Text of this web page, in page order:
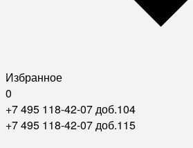
Избранное
0
+7 495 118-42-07 доб.104
+7 495 118-42-07 доб.115